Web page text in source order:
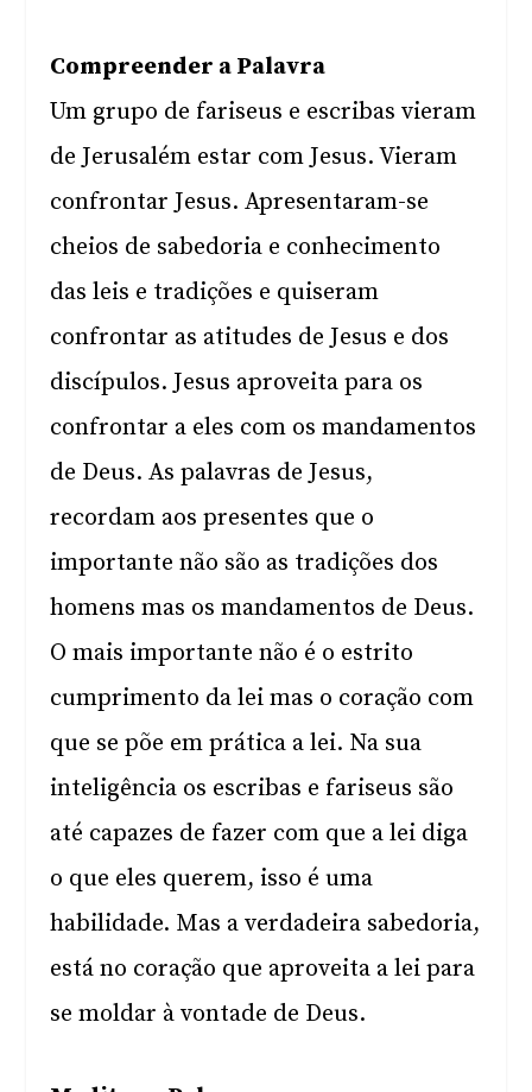
Compreender a Palavra
Um grupo de fariseus e escribas vieram
de Jerusalém estar com Jesus. Vieram
confrontar Jesus. Apresentaram-se
cheios de sabedoria e conhecimento
das leis e tradições e quiseram
confrontar as atitudes de Jesus e dos
discípulos. Jesus aproveita para os
confrontar a eles com os mandamentos
de Deus. As palavras de Jesus,
recordam aos presentes que o
importante não são as tradições dos
homens mas os mandamentos de Deus.
O mais importante não é o estrito
cumprimento da lei mas o coração com
que se põe em prática a lei. Na sua
inteligência os escribas e fariseus são
até capazes de fazer com que a lei diga
o que eles querem, isso é uma
habilidade. Mas a verdadeira sabedoria,
está no coração que aproveita a lei para
se moldar à vontade de Deus.